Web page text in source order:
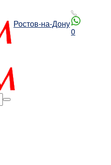
Ростов-на-Дону
0